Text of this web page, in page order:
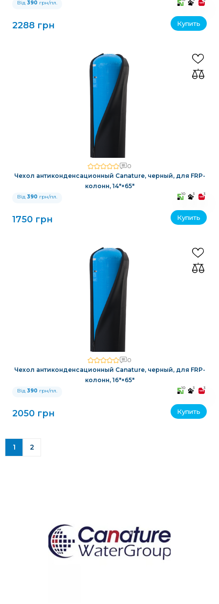
Від 390 грн/пл.
2288 грн Купить
0
Чехол антиконденсационный Canature, черный, для FRP-
колонн, 14″×65″
Від 390 грн/пл. 10 3 3
1750 грн Купить
0
Чехол антиконденсационный Canature, черный, для FRP-
колонн, 16″×65″
Від 390 грн/пл. 10 3 3
2050 грн Купить
1 2